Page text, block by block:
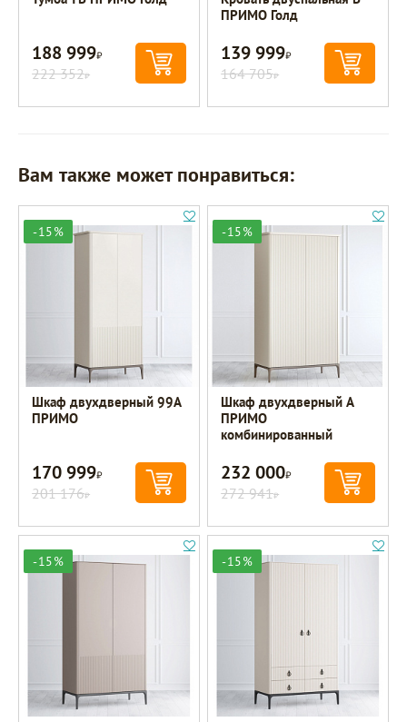
188 999Р
222 352Р
ПРИМО Голд
139 999Р
164 705Р
Вам также может понравиться:
-15%
Шкаф двухдверный 99A
ПРИМО
170 999Р
201 176Р
-15%
Шкаф двухдверный A
ПРИМО
комбинированный
232 000Р
272 941Р
-15% -15%